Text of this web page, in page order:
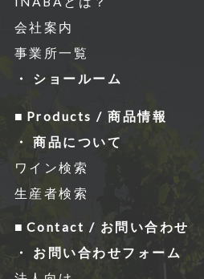
収集されたデータは
シーポリシーにおいて
なお、当サイトのご利
イトが⾏うデータ処理
ご承諾いただいたもの
Googleのプライバシー
es/privacy/
https://
会社案内
事業所一覧
ショールーム
Products / 商品情報
商品について
ワイン検索
生産者検索
Contact / お問い合わせ
お問い合わせフォーム